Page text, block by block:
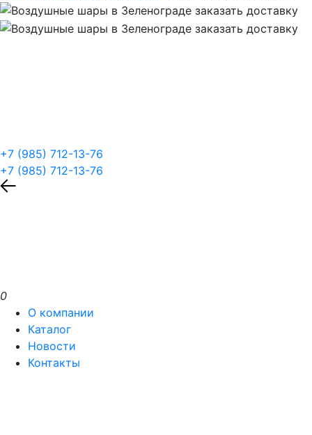
+7 (985) 712-13-76
+7 (985) 712-13-76
0
О компании
Каталог
Новости
Контакты